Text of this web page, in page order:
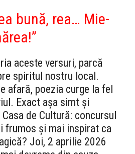
bună, rea… Mie-
aceste versuri, parcă
spiritul nostru local.
afară, poezia curge la fel
Exact așa simt și
de Cultură: concursul
frumos și mai inspirat ca
Joi, 2 aprilie 2026